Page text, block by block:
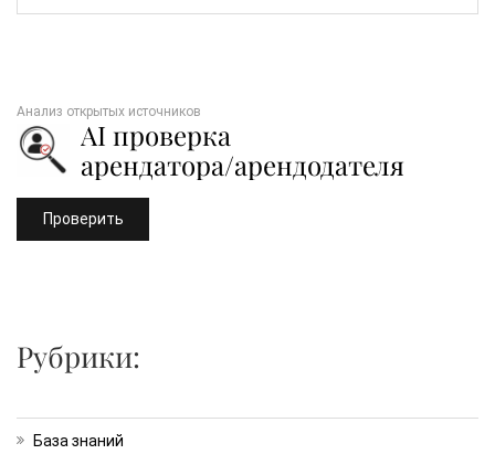
Анализ открытых источников
AI проверка
арендатора/арендодателя
Проверить
Рубрики:
База знаний